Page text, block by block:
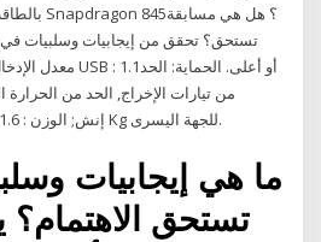
من تيارات الإخراج, الحد من الحرارة
والخارج. الأبعاد: 6 x 4 x 5.25 إنش; الوزن : 1.6 Kg للجهة اليسرى.
ما هي إيجابيات
تستحق الاهتمام؟